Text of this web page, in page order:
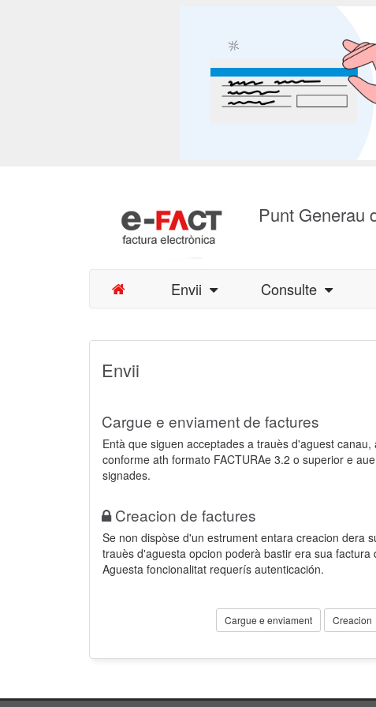
Punt Generau
Envii Consulte
Envii
Cargue e enviament de factures
Entà que siguen acceptades a trauès d'aguest
conforme ath formato FACTURAe 3.2 o superior e
signades.
Creacion de factures
Se non dispòse d'un estrument entara creacion dera
trauès d'aguesta opcion poderà bastir era sua factura
Aguesta foncionalitat requerís autenticación.
Cargue e enviament Creacion